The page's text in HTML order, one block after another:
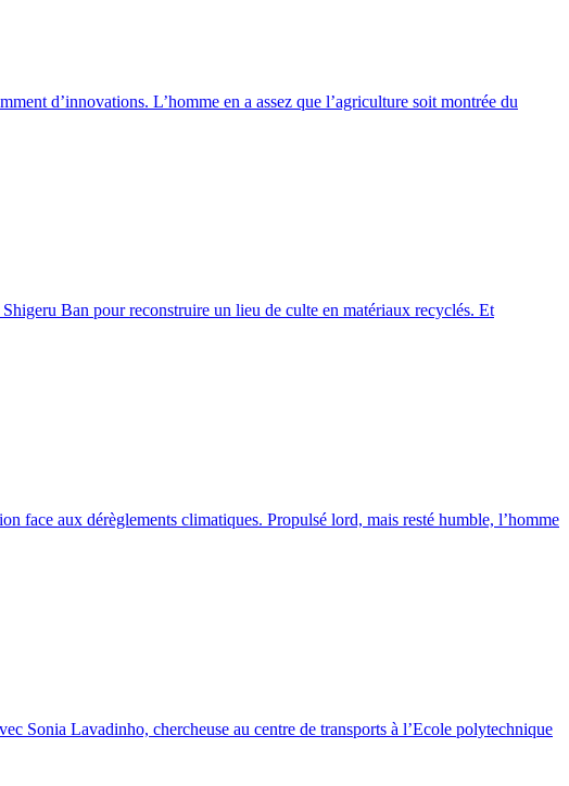
d’innovations. L’homme en a assez que l’agriculture soit montrée du
Ban pour reconstruire un lieu de culte en matériaux recyclés. Et
face aux dérèglements climatiques. Propulsé lord, mais resté humble, l’homme
Sonia Lavadinho, chercheuse au centre de transports à l’Ecole polytechnique